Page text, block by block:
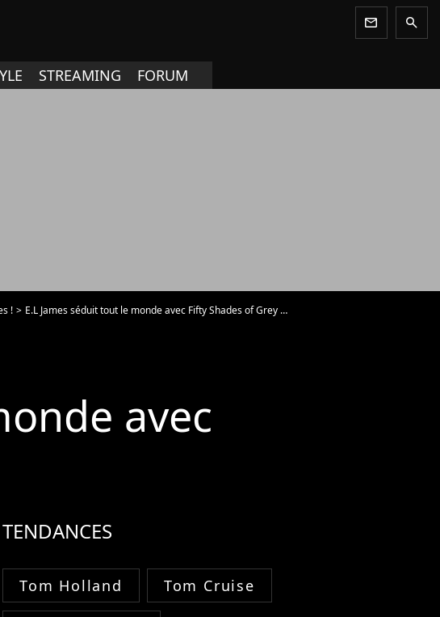
newsletter search
STREAMING FORUM
! E.L James séduit tout le monde avec Fifty Shades of Grey - Photo
avec
TENDANCES
Tom Holland Tom Cruise